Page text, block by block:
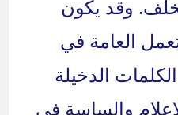
وقد يكون
العامة في
الدخيلة
والساسة في